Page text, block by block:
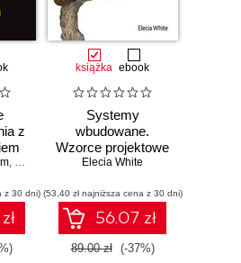
z
AI
, Nicola Martin (Przedmowa)
z 30 dni)
książka ebook
Systemy
wbudowane.
Wzorce projektowe
dla twórców
Wydanie II
Elecia White
(53,40 zł najniższa cena z 30 dni)
56.07 zł
89.00 zł (-37%)